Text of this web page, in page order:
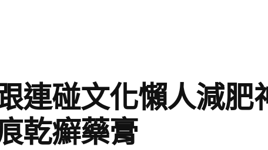
連碰文化懶人減肥
乾癬藥膏